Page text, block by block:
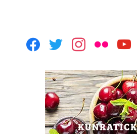
facebooktwitterinstagram
flickr